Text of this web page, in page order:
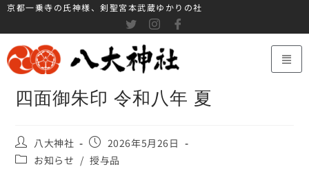
京都一乗寺の氏神様、剣聖宮本武蔵ゆかりの社
四面御朱印 令和八年 夏
八大神社
2026年5月26日
お知らせ / 授与品